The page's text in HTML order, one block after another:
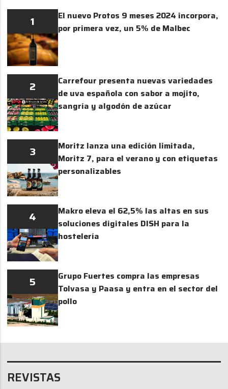
1
El nuevo Protos 9 meses 2024 incorpora,
por primera vez, un 5% de Malbec
2
Carrefour presenta nuevas variedades
de uva española con sabor a mojito,
sangría y algodón de azúcar
3
Moritz lanza una edición limitada,
Moritz 7, para el verano y con etiquetas
personalizables
4
Makro eleva el 62,5% las altas en sus
soluciones digitales DISH para la
hostelería
5
Grupo Fuertes compra las empresas
Tolvasa y Paasa y entra en el sector del
pollo
REVISTAS